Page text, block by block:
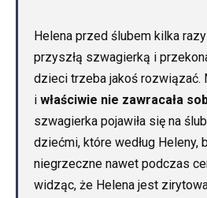
Helena przed ślubem kilka
przyszłą szwagierką i
dzieci trzeba jakoś rozwiązać.
i właściwie nie zawracała
szwagierka pojawiła się na
dziećmi, które według Heleny,
niegrzeczne nawet podczas
widząc, że Helena jest